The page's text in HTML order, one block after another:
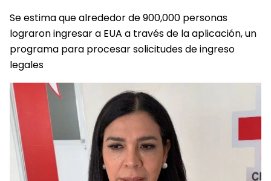
Se estima que alrededor de 900,000 personas
lograron ingresar a EUA a través de la aplicación, un
programa para procesar solicitudes de ingreso
legales